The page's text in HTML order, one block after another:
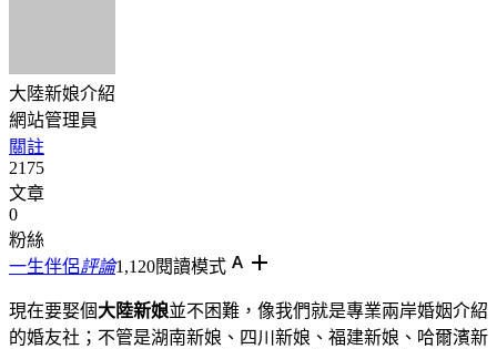
大陸新娘介紹
網站管理員
關註
2175
文章
0
粉絲
一生伴侶評論1,120閱讀模式
現在要娶個大陸新娘並不困難，像我們就是專業兩岸婚姻介紹
的婚友社；不管是湖南新娘、四川新娘、福建新娘、哈爾濱新